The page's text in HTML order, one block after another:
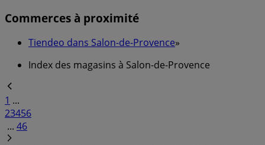
Commerces à proximité
Tiendeo dans Salon-de-Provence»
Index des magasins à Salon-de-Provence
1 ...
23456
... 46